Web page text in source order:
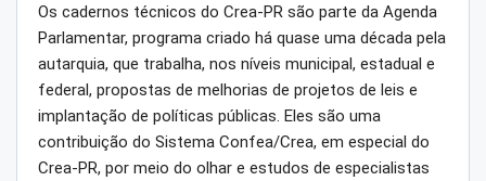
Os cadernos técnicos do Crea-PR são parte da Agenda
Parlamentar, programa criado há quase uma década pela
autarquia, que trabalha, nos níveis municipal, estadual e
federal, propostas de melhorias de projetos de leis e
implantação de políticas públicas. Eles são uma
contribuição do Sistema Confea/Crea, em especial do
Crea-PR, por meio do olhar e estudos de especialistas